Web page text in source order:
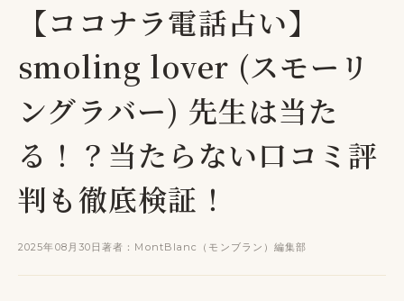
【ココナラ電話占い】
smoling lover (スモーリ
ングラバー) 先生は当た
る！？当たらない口コミ評
判も徹底検証！
2025年08月30日著者：MontBlanc（モンブラン）編集部